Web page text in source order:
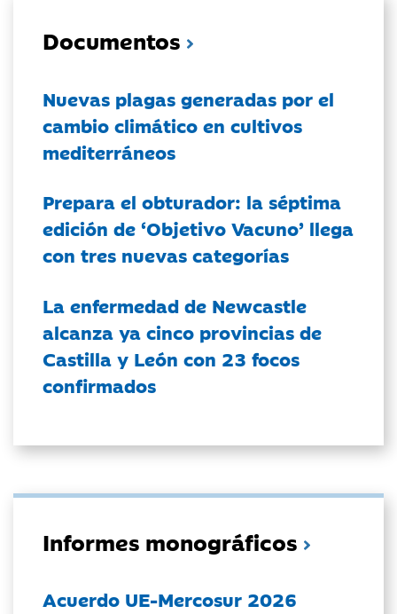
Documentos
Nuevas plagas generadas por el
cambio climático en cultivos
mediterráneos
Prepara el obturador: la séptima
edición de ‘Objetivo Vacuno’ llega
con tres nuevas categorías
La enfermedad de Newcastle
alcanza ya cinco provincias de
Castilla y León con 23 focos
confirmados
Informes monográficos
Acuerdo UE-Mercosur 2026